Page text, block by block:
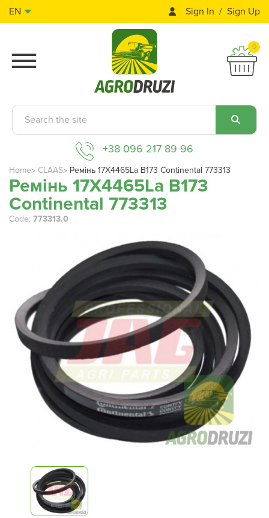
Sign In Sign Up
EN
0
+38 096 217 89 96
Home CLAAS Ремінь 17X4465La B173 Continental 773313
Ремінь 17X4465La B173
Continental 773313
Code: 773313.0